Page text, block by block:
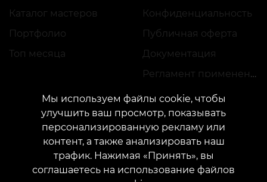
Каталог мастеров
Портфолио
Топ месяца
Конфиденциальность
Публичная оферта
Документация
Регламент применения акций
КОНТАКТЫ
Свяжитесь с нами: customers@vean-tattoo.com
Мы используем файлы cookie, чтобы
улучшить ваш просмотр, показывать
персонализированную рекламу или
контент, а также анализировать наш
трафик. Нажимая «Принять», вы
соглашаетесь на использование файлов